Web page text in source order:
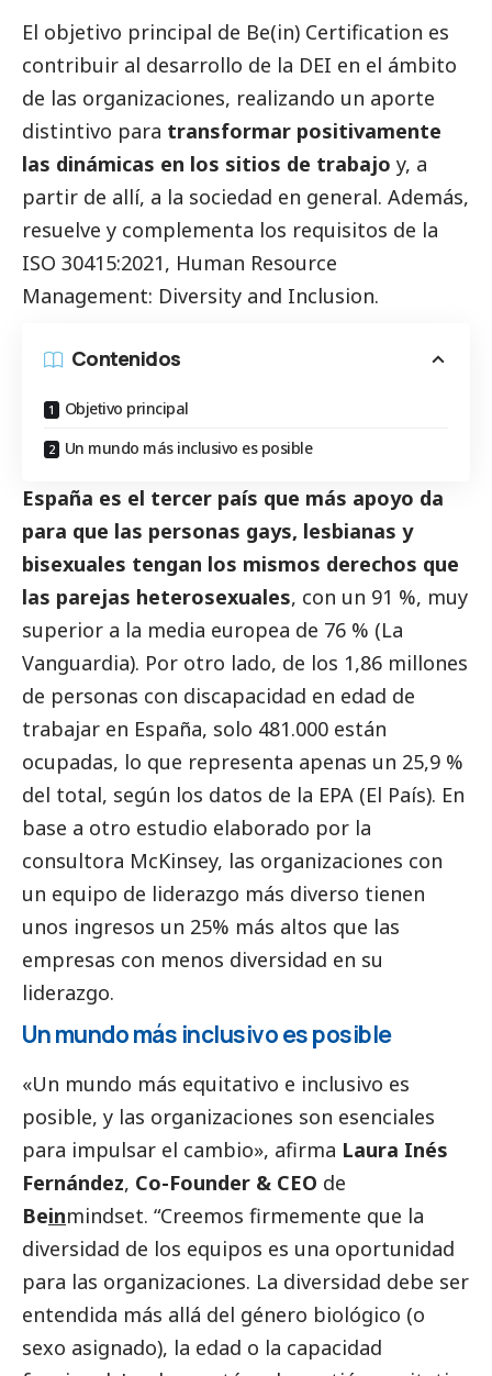
El objetivo principal de Be(in) Certification es
contribuir al desarrollo de la DEI en el ámbito
de las organizaciones, realizando un aporte
distintivo para transformar positivamente
las dinámicas en los sitios de trabajo y, a
partir de allí, a la sociedad en general. Además,
resuelve y complementa los requisitos de la
ISO 30415:2021, Human Resource
Management: Diversity and Inclusion.
Contenidos
Objetivo principal
Un mundo más inclusivo es posible
España es el tercer país que más apoyo da
para que las personas gays, lesbianas y
bisexuales tengan los mismos derechos que
las parejas heterosexuales, con un 91 %, muy
superior a la media europea de 76 % (La
Vanguardia). Por otro lado, de los 1,86 millones
de personas con discapacidad en edad de
trabajar en España, solo 481.000 están
ocupadas, lo que representa apenas un 25,9 %
del total, según los datos de la EPA (El País). En
base a otro estudio elaborado por la
consultora McKinsey, las organizaciones con
un equipo de liderazgo más diverso tienen
unos ingresos un 25% más altos que las
empresas con menos diversidad en su
liderazgo.
Un mundo más inclusivo es posible
«Un mundo más equitativo e inclusivo es
posible, y las organizaciones son esenciales
para impulsar el cambio», afirma Laura Inés
Fernández, Co-Founder & CEO de
Beinmindset. “Creemos firmemente que la
diversidad de los equipos es una oportunidad
para las organizaciones. La diversidad debe ser
entendida más allá del género biológico (o
sexo asignado), la edad o la capacidad